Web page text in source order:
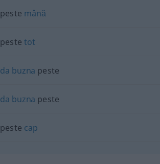
peste mână
pestetot
da buzna peste
da buzna peste
peste cap